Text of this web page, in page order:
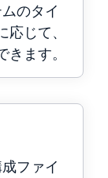
のタイ
じて、
ます。
ファイ